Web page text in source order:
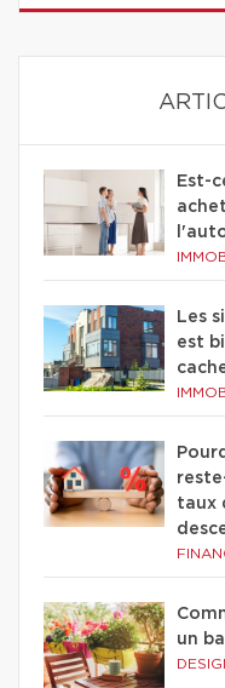
Est-
Les
est
taux
un